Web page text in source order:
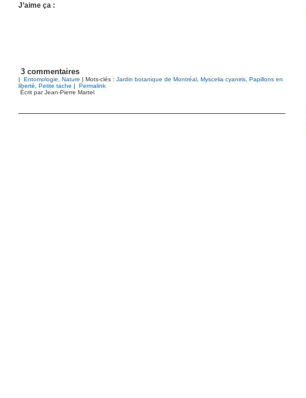
J’aime ça :
3 commentaires
| Entomologie Nature | Mots-clés : Jardin botanique de Montréal Myscelia cyaniris Papillons en
liberté
Petite tache |
Permalink
Écrit par Jean-Pierre Martel